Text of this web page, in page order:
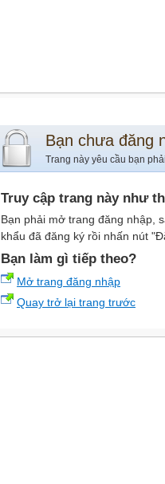
Bạn chưa đăng
Trang này yêu cầu bạn
Truy cập trang này như
Bạn phải mở trang đăng nhập,
khẩu đã đăng ký rồi nhấn nút
Bạn làm gì tiếp theo?
Mở trang đăng nhập
Quay trở lại trang trước